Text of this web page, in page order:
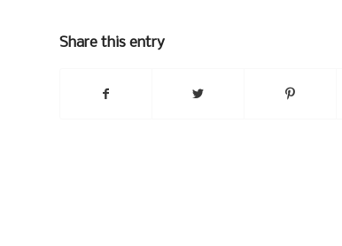
Share this entry